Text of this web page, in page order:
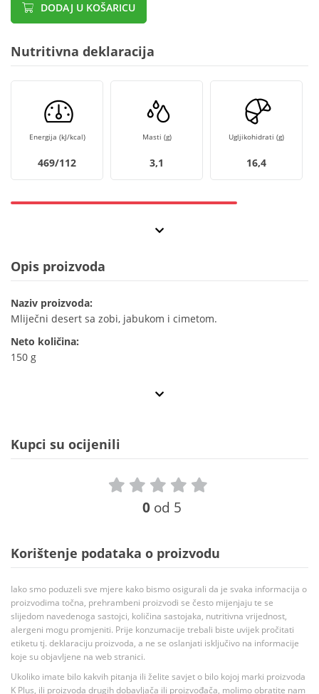
DODAJ U KOŠARICU
Nutritivna deklaracija
Energija (kJ/kcal)
469/112
Masti (g)
3,1
Ugljikohidrati (g)
16,4
Opis proizvoda
Naziv proizvoda:
Mliječni desert sa zobi, jabukom i cimetom.
Neto količina:
150 g
Kupci su ocijenili
0 od 5
Korištenje podataka o proizvodu
Iako smo poduzeli sve mjere kako bismo osigurali da je svaka informacija o
proizvodima točna, prehrambeni proizvodi se često mijenjaju te se
slijedom navedenoga sastojci, količina sastojaka, nutritivna vrijednost,
alergeni mogu promjeniti. Prije konzumacije trebali biste uvijek pročitati
etiketu tj. deklaraciju proizvoda, a ne se oslanjati isključivo na informacije
koje su objavljene na web stranici.
Ukoliko imate bilo kakvih pitanja ili želite savjet o bilo kojoj marki proizvoda
K Plus, ili proizvoda drugih dobavljača ili proizvođača, molimo obratite nam